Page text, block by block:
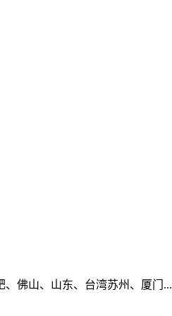
佛山、山东、台湾苏州、厦门...